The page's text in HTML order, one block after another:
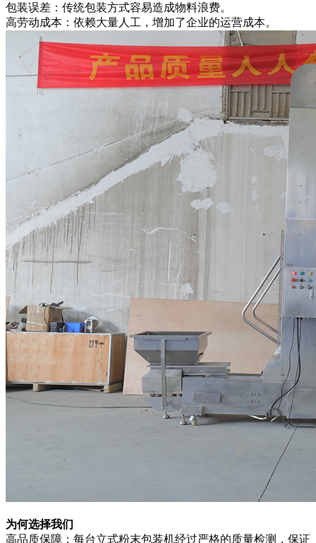
包装误差：传统包装方式容易造成物料浪费。
高劳动成本：依赖大量人工，增加了企业的运营成本。
为何选择我们
高品质保障：每台立式粉末包装机经过严格的质量检测，保证